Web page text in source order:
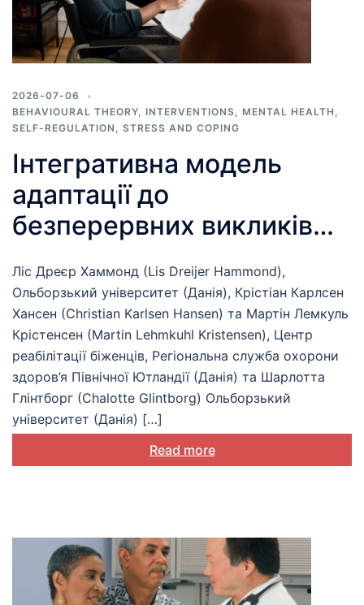
2026-07-06
BEHAVIOURAL THEORY, INTERVENTIONS, MENTAL HEALTH ,
SELF-REGULATION , STRESS AND COPING
Інтегративна модель
адаптації до
безперервних викликів
підтримка
біопсихосоціальної
адаптації
Ліс Дреєр Хаммонд (Lis Dreijer Hammond),
Ольборзький університет (Данія), Крістіан Карлсен
Хансен (Christian Karlsen Hansen) та Мартін Лемкуль
Крістенсен (Martin Lehmkuhl Kristensen), Центр
реабілітації біженців, Регіональна служба охорони
здоров’я Північної Ютландії (Данія) та Шарлотта
Глінтборг (Chalotte Glintborg) Ольборзький
університет (Данія) […]
Read more